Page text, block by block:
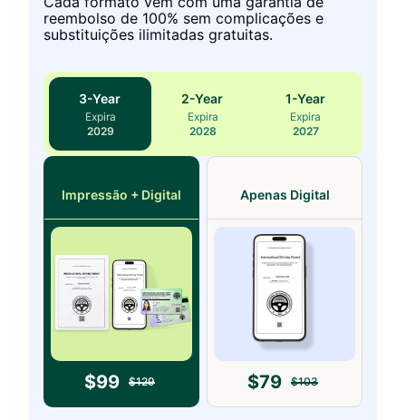
reembolso de 100% sem complicações e
substituições ilimitadas gratuitas.
3-Year
Expira
2029
2-Year
Expira
2028
1-Year
Expira
2027
Impressão + Digital
$99 $129
Apenas Digital
$79 $103